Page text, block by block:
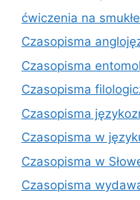
ćwiczenia na
Czasopisma
Czasopisma
Czasopisma
Czasopisma
Czasopisma w
Czasopisma w
Czasopisma